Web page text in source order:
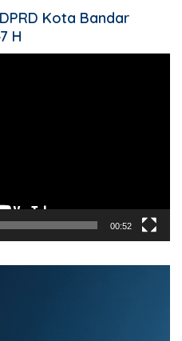
Kota Bandar
H
00:52